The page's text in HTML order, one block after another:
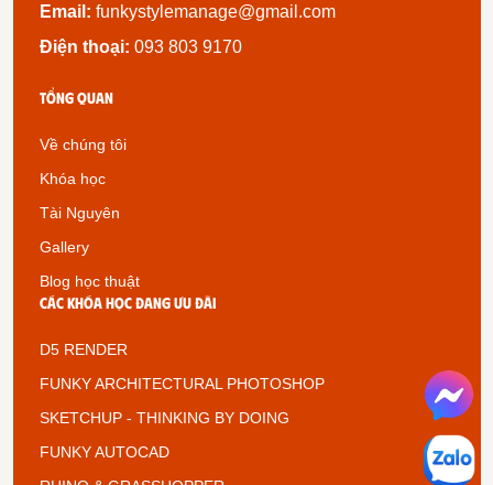
Email: funkystylemanage@gmail.com
Điện thoại: 093 803 9170
Tổng quan
Về chúng tôi
Khóa học
Tài Nguyên
Gallery
Blog học thuật
Các khóa học đang ưu đãi
D5 RENDER
FUNKY ARCHITECTURAL PHOTOSHOP
SKETCHUP - THINKING BY DOING
FUNKY AUTOCAD